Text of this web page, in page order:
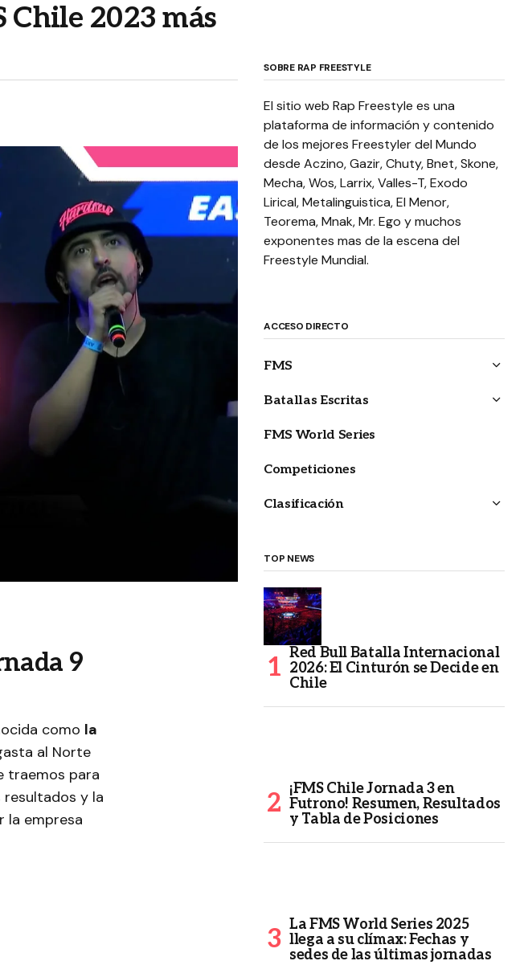
Chile 2023 más
9
como la
al Norte
traemos para
y la
la empresa
SOBRE RAP FREESTYLE
El sitio web Rap Freestyle es una
plataforma de información y contenido
de los mejores Freestyler del Mundo
desde Aczino, Gazir, Chuty, Bnet, Skone,
Mecha, Wos, Larrix, Valles-T, Exodo
Lirical, Metalinguistica, El Menor,
Teorema, Mnak, Mr. Ego y muchos
exponentes mas de la escena del
Freestyle Mundial.
ACCESO DIRECTO
FMS
Batallas Escritas
FMS World Series
Competiciones
Clasificación
TOP NEWS
Red Bull Batalla Internacional
2026: El Cinturón se Decide en
Chile
¡FMS Chile Jornada 3 en
Futrono! Resumen, Resultados
y Tabla de Posiciones
La FMS World Series 2025
llega a su clímax: Fechas y
sedes de las últimas jornadas